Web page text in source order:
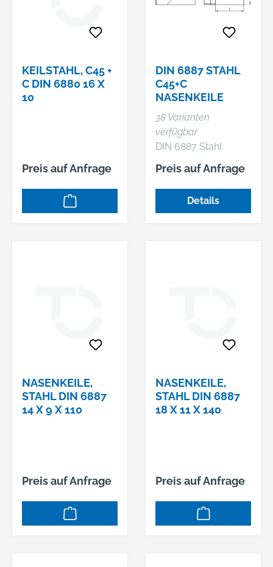
KEILSTAHL, C45 +
C DIN 6880 16 X
10
Preis auf Anfrage
DIN 6887 STAHL
C45+C
NASENKEILE
38 Varianten
verfügbar
DIN 6887 Stahl
C45+C Nasenkeile
Preis auf Anfrage
Details
NASENKEILE,
STAHL DIN 6887
14 X 9 X 110
Preis auf Anfrage
NASENKEILE,
STAHL DIN 6887
18 X 11 X 140
Preis auf Anfrage